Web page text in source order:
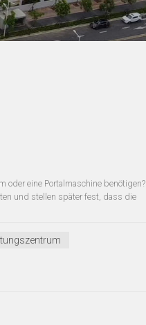
oder eine Portalmaschine benötigen?
und stellen später fest, dass die